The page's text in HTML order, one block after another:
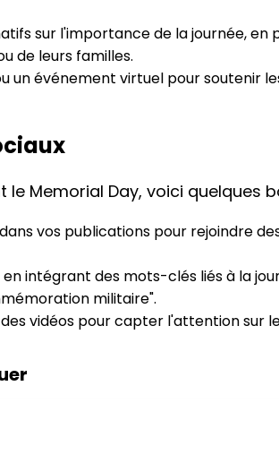
sur l'importance de la journée, en
de leurs familles.
un événement virtuel pour soutenir
Memorial Day, voici quelques
dans vos publications pour rejoindre
intégrant des mots-clés liés à la
militaire".
vidéos pour capter l'attention sur